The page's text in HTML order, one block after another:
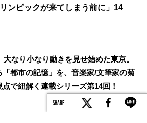
SHARE
ンピックが来てしまう前に」14
大なり小なり動きを見せ始めた東京。
都市の記憶」を、音楽家/文筆家の菊
で紐解く連載シリーズ第14回！
TEXT BY NARUYOSHI KIKUCHI